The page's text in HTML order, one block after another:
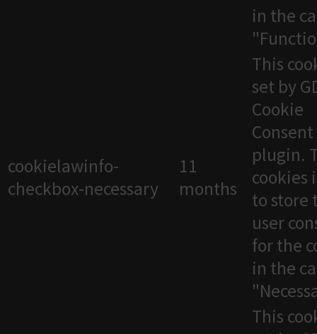
in the
cookielawinfo-
checkbox-necessary
11
months
This
set by
Cookie
Consent
plugin.
cookies
to store
user
for the
in the
This